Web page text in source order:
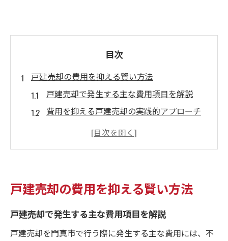
目次
戸建売却の費用を抑える賢い方法
戸建売却で発生する主な費用項目を解説
費用を抑える戸建売却の実践的アプローチ
仲介手数料や印紙税を減らす交渉ポイント
戸建売却を左右する門真市の地価最新動向
地価上昇期における戸建売却の最適な時期
過去の地価推移が示す戸建売却の好機とは
戸建売却の費用を抑える賢い方法
戸建売却で発生する主な費用項目を解説
戸建売却を門真市で行う際に発生する主な費用には、不